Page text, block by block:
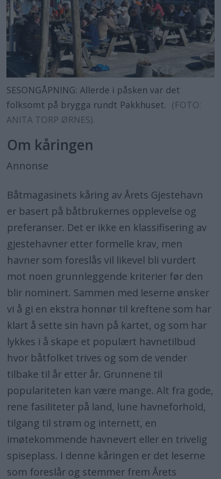
SESONGÅPNING: Allerde i påsken var det
folksomt på brygga rundt Pakkhuset. (FOTO:
ANITA TORP ØRNES).
Om kåringen
Annonse
Båtmagasinets kåring av Årets Gjestehavn
er basert på båtbrukernes opplevelse og
preferanser. Det er ikke en klassifisering av
gjestehavner etter formelle krav, men
havner som foreslås vil likevel bli vurdert
mot noen grunnleggende kriterier før den
blir nominert. Sammen med leserne ønsker
vi å gi en ekstra honnør til kreftene som har
klart å sette sin havn på kartet, og som har
lykkes i å skape et populært havnetilbud
hvor båtfolket trives og som de vender
tilbake til år etter år. Grunnene til
populariteten kan være mange. Alt fra gode,
rene fasiliteter på land, lune havneforhold,
tilgang til strøm og internett, en
imøtekommende havnevert eller en trivelig
spiseplass. I denne kåringen er det leserne
som foreslår og stemmer frem Årets